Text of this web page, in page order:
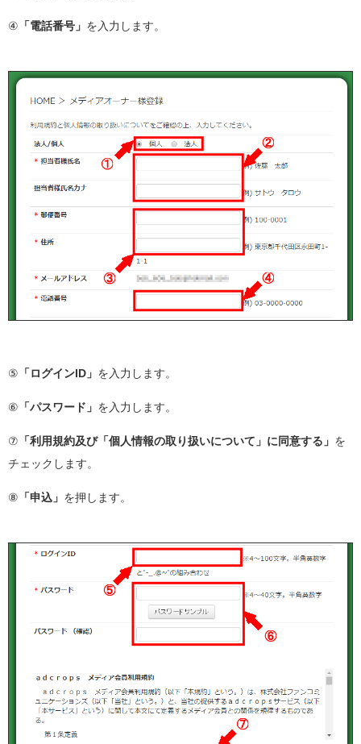
④ 「電話番号」 を入力します。
⑤ 「ログインID」 を入力します。
⑥ 「パスワード」 を入力します。
⑦ 「利用規約及び「個人情報の取り扱いについて」に同意する」 を
チェックします。
⑧ 「申込」 を押します。